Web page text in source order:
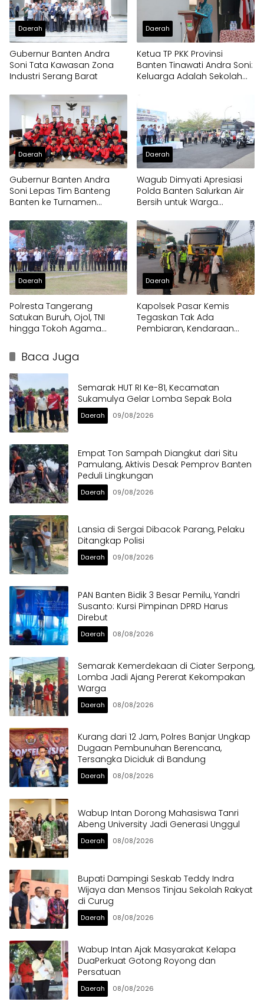
Daerah
Gubernur Banten Andra
Soni Tata Kawasan Zona
Industri Serang Barat
Daerah
Ketua TP PKK Provinsi
Banten Tinawati Andra Soni:
Keluarga Adalah Sekolah
Daerah
Gubernur Banten Andra
Soni Lepas Tim Banteng
Banten ke Turnamen
Daerah
Wagub Dimyati Apresiasi
Polda Banten Salurkan Air
Bersih untuk Warga
Daerah
Polresta Tangerang
Satukan Buruh, Ojol, TNI
hingga Tokoh Agama
Daerah
Kapolsek Pasar Kemis
Tegaskan Tak Ada
Pembiaran, Kendaraan
Baca Juga
Semarak HUT RI Ke-81, Kecamatan
Sukamulya Gelar Lomba Sepak Bola
Daerah 09/08/2026
Empat Ton Sampah Diangkut dari Situ
Pamulang, Aktivis Desak Pemprov Banten
Peduli Lingkungan
Daerah 09/08/2026
Lansia di Sergai Dibacok Parang, Pelaku
Ditangkap Polisi
Daerah 09/08/2026
PAN Banten Bidik 3 Besar Pemilu, Yandri
Susanto: Kursi Pimpinan DPRD Harus
Direbut
Daerah 08/08/2026
Semarak Kemerdekaan di Ciater Serpong,
Lomba Jadi Ajang Pererat Kekompakan
Warga
Daerah 08/08/2026
Kurang dari 12 Jam, Polres Banjar Ungkap
Dugaan Pembunuhan Berencana,
Tersangka Diciduk di Bandung
Daerah 08/08/2026
Wabup Intan Dorong Mahasiswa Tanri
Abeng University Jadi Generasi Unggul
Daerah 08/08/2026
Bupati Dampingi Seskab Teddy Indra
Wijaya dan Mensos Tinjau Sekolah Rakyat
di Curug
Daerah 08/08/2026
Wabup Intan Ajak Masyarakat Kelapa
DuaPerkuat Gotong Royong dan
Persatuan
Daerah 08/08/2026